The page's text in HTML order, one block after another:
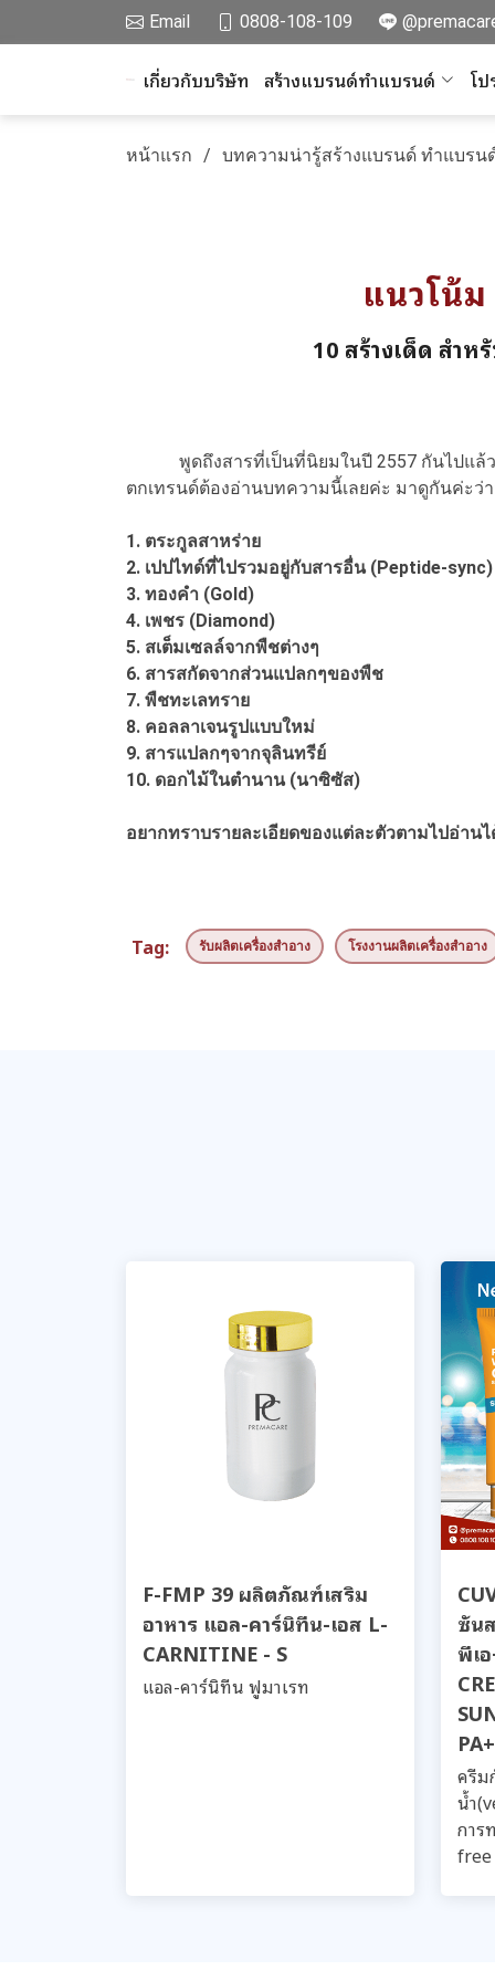
Email 0808-108-109
เกี่ยวกับบริษัท สร้างแบรนด์ทำแบรนด์ โ
หน้าแรก บทความน่ารู้สร้างแบรนด์ ทำแบรน
แนวโน้
10 สร้างเด็ด สำห
พูดถึงสารที่เป็นที่นิยมในปี 2557 กันไปแล้ว ม
ตกเทรนด์ต้องอ่านบทความนี้เลยค่ะ มาดูกันค่ะว่
1. ตระกูลสาหร่าย
2. เปปไทด์ที่ไปรวมอยู่กับสารอื่น (Peptide-sync)
3. ทองคำ (Gold)
4. เพชร (Diamond)
5. สเต็มเซลล์จากพืชต่างๆ
6. สารสกัดจากส่วนแปลกๆของพืช
7. พืชทะเลทราย
8. คอลลาเจนรูปแบบใหม่
9. สารแปลกๆจากจุลินทรีย์
10. ดอกไม้ในตำนาน (นาซิซัส)
อยากทราบรายละเอียดของแต่ละตัวตามไปอ่าน
Tag: รับผลิตเครื่องสำอาง โรงงานผลิตเครื่องสำอาง
F-FMP 39 ผลิตภัณฑ์เสริม
อาหาร แอล-คาร์นิทีน-เอส L-
CARNITINE - S
แอล-คาร์นิทีน ฟูมาเรท
ซัน
พีเ
ครีม
น้ำ
การ
free